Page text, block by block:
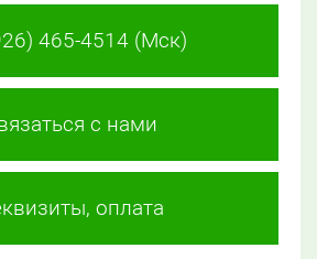
465-4514 (Мск)
с нами
оплата